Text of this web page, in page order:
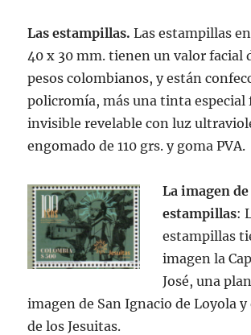
Las estampillas. Las estampillas
40 x 30 mm. tienen un valor facial
pesos colombianos, y están
policromía, más una tinta especial
invisible revelable con luz
engomado de 110 grs. y goma PVA.
La imagen de
estampillas:
estampillas
imagen la
José, una
imagen de San Ignacio de Loyola
de los Jesuitas.